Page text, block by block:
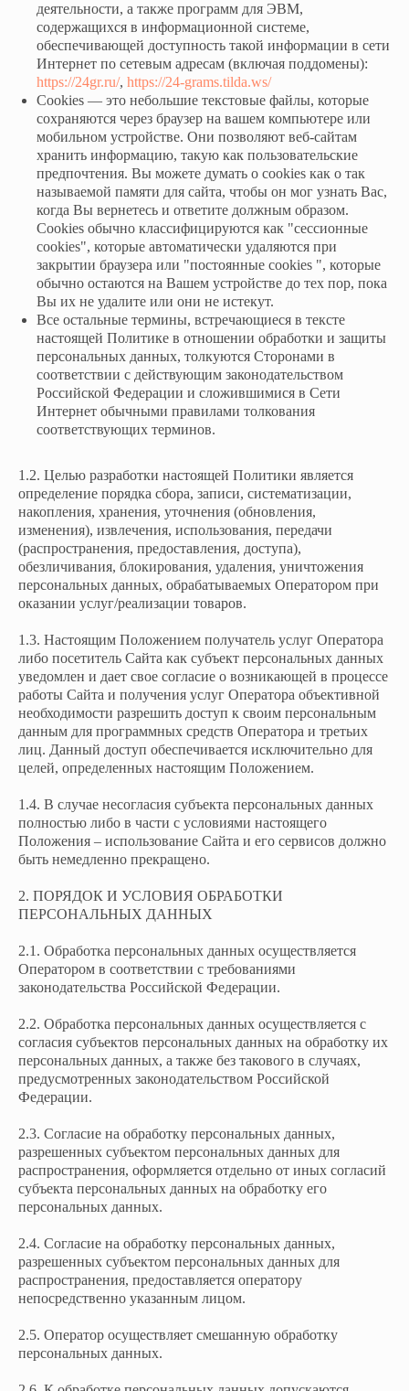
деятельности, а также программ для ЭВМ,
содержащихся в информационной системе,
обеспечивающей доступность такой информации в сети
Интернет по сетевым адресам (включая поддомены):
https://24gr.ru/, https://24-grams.tilda.ws/
Cookies — это небольшие текстовые файлы, которые
сохраняются через браузер на вашем компьютере или
мобильном устройстве. Они позволяют веб-сайтам
хранить информацию, такую как пользовательские
предпочтения. Вы можете думать о cookies как о так
называемой памяти для сайта, чтобы он мог узнать Вас,
когда Вы вернетесь и ответите должным образом.
Cookies обычно классифицируются как "сессионные
cookies", которые автоматически удаляются при
закрытии браузера или "постоянные cookies ", которые
обычно остаются на Вашем устройстве до тех пор, пока
Вы их не удалите или они не истекут.
Все остальные термины, встречающиеся в тексте
настоящей Политике в отношении обработки и защиты
персональных данных, толкуются Сторонами в
соответствии с действующим законодательством
Российской Федерации и сложившимися в Сети
Интернет обычными правилами толкования
соответствующих терминов.
1.2. Целью разработки настоящей Политики является
определение порядка сбора, записи, систематизации,
накопления, хранения, уточнения (обновления,
изменения), извлечения, использования, передачи
(распространения, предоставления, доступа),
обезличивания, блокирования, удаления, уничтожения
персональных данных, обрабатываемых Оператором при
оказании услуг/реализации товаров.
1.3. Настоящим Положением получатель услуг Оператора
либо посетитель Сайта как субъект персональных данных
уведомлен и дает свое согласие о возникающей в процессе
работы Сайта и получения услуг Оператора объективной
необходимости разрешить доступ к своим персональным
данным для программных средств Оператора и третьих
лиц. Данный доступ обеспечивается исключительно для
целей, определенных настоящим Положением.
1.4. В случае несогласия субъекта персональных данных
полностью либо в части с условиями настоящего
Положения – использование Сайта и его сервисов должно
быть немедленно прекращено.
2. ПОРЯДОК И УСЛОВИЯ ОБРАБОТКИ
ПЕРСОНАЛЬНЫХ ДАННЫХ
2.1. Обработка персональных данных осуществляется
Оператором в соответствии с требованиями
законодательства Российской Федерации.
2.2. Обработка персональных данных осуществляется с
согласия субъектов персональных данных на обработку их
персональных данных, а также без такового в случаях,
предусмотренных законодательством Российской
Федерации.
2.3. Согласие на обработку персональных данных,
разрешенных субъектом персональных данных для
распространения, оформляется отдельно от иных согласий
субъекта персональных данных на обработку его
персональных данных.
2.4. Согласие на обработку персональных данных,
разрешенных субъектом персональных данных для
распространения, предоставляется оператору
непосредственно указанным лицом.
2.5. Оператор осуществляет смешанную обработку
персональных данных.